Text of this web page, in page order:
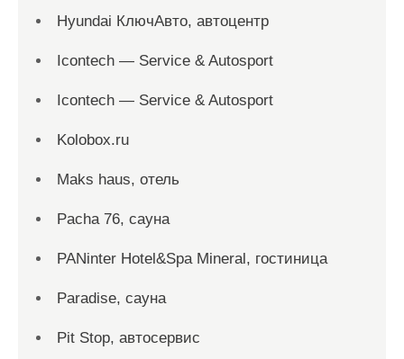
Hyundai КлючАвто, автоцентр
Icontech — Service & Autosport
Icontech — Service & Autosport
Kolobox.ru
Maks haus, отель
Pacha 76, сауна
PANinter Hotel&Spa Mineral, гостиница
Paradise, сауна
Pit Stop, автосервис